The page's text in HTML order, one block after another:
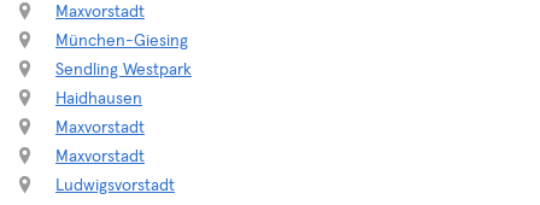
Maxvorstadt
München-Giesing
Sendling Westpark
Haidhausen
Maxvorstadt
Maxvorstadt
Ludwigsvorstadt